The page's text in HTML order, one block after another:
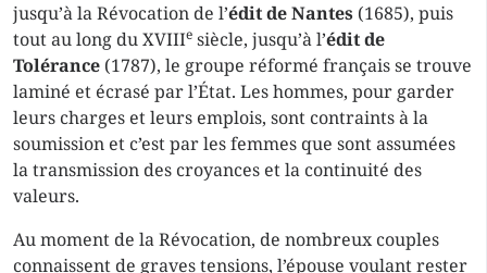
jusqu’à la Révocation de l’édit de Nantes (1685), puis
tout au long du XVIIIe siècle, jusqu’à l’édit de
Tolérance (1787), le groupe réformé français se trouve
laminé et écrasé par l’État. Les hommes, pour garder
leurs charges et leurs emplois, sont contraints à la
soumission et c’est par les femmes que sont assumées
la transmission des croyances et la continuité des
valeurs.
Au moment de la Révocation, de nombreux couples
connaissent de graves tensions, l’épouse voulant rester